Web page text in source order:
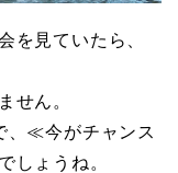
を見ていたら、
せん。
、≪今がチャンス
しょうね。